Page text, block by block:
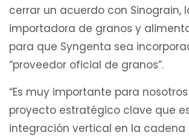
cerrar un acuerdo con Sinograin,
importadora de granos y
para que Syngenta sea
“proveedor oficial de granos”.
“Es muy importante para
proyecto estratégico clave que
integración vertical en la cadena